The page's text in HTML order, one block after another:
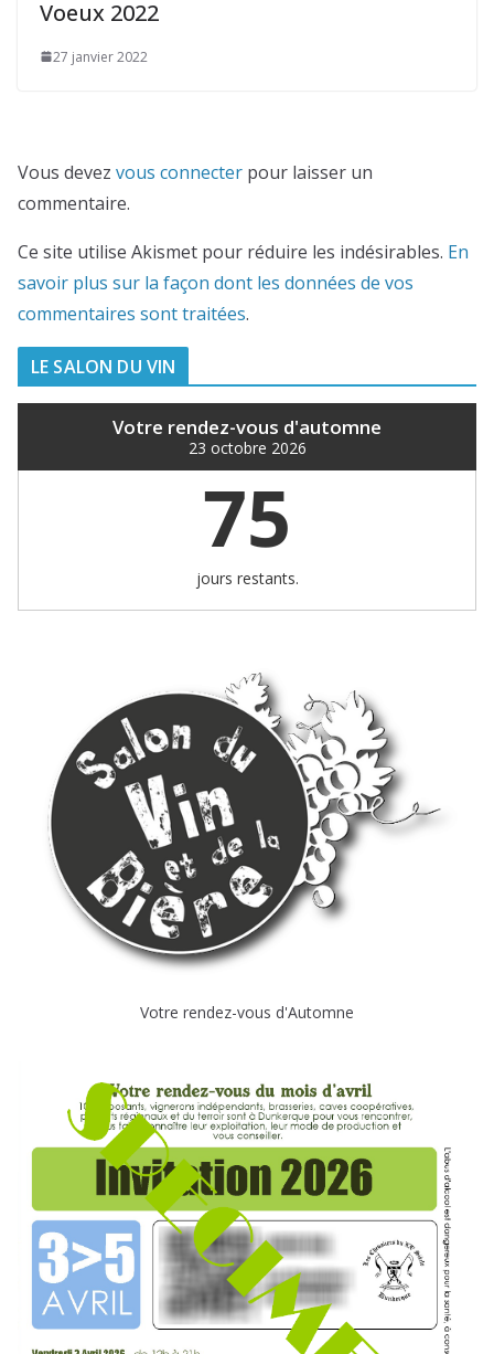
Voeux 2022
27 janvier 2022
Vous devez vous connecter pour laisser un
commentaire.
Ce site utilise Akismet pour réduire les indésirables. En
savoir plus sur la façon dont les données de vos
commentaires sont traitées.
LE SALON DU VIN
Votre rendez-vous d'automne
23 octobre 2026
75
jours restants.
Votre rendez-vous d'Automne